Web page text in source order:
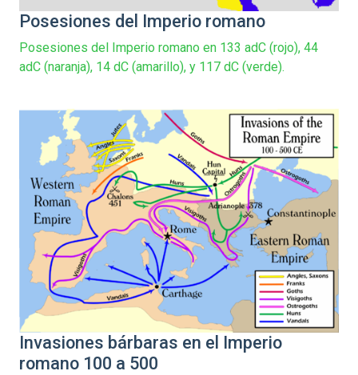
Posesiones del Imperio romano
Posesiones del Imperio romano en 133 adC (rojo), 44
adC (naranja), 14 dC (amarillo), y 117 dC (verde).
Invasiones bárbaras en el Imperio
romano 100 a 500